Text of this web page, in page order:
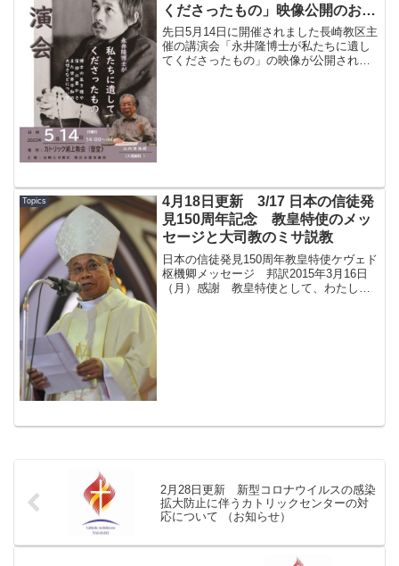
くださったもの」映像公開のお知
らせ
先日5月14日に開催されました長崎教区主
催の講演会「永井隆博士が私たちに遺し
てくださったもの」の映像が公開されま
Topics
4月18日更新 3/17 日本の信徒発
見150周年記念 教皇特使のメッ
セージと大司教のミサ説教
日本の信徒発見150周年教皇特使ケヴェド
枢機卿メッセージ 邦訳2015年3月16日
（月）感謝 教皇特使として、わたした
2月28日更新 新型コロナウイルスの感染
拡大防止に伴うカトリックセンターの対
応について （お知らせ）